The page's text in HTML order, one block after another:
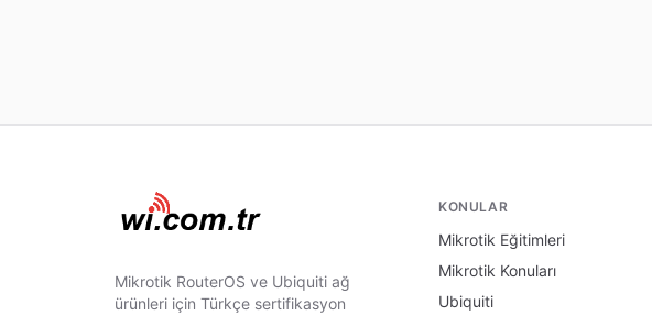
Mikrotik RouterOS ve Ubiquiti ağ
ürünleri için Türkçe sertifikasyon
KONULAR
Mikrotik Eğitimleri
Mikrotik Konuları
Ubiquiti